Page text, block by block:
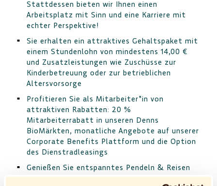
Stattdessen bieten wir Ihnen einen
Arbeitsplatz mit Sinn und eine Karriere mit
echter Perspektive!
Sie erhalten ein attraktives Gehaltspaket mit
einem Stundenlohn von mindestens 14,00 €
und Zusatzleistungen wie Zuschüsse zur
Kinderbetreuung oder zur betrieblichen
Altersvorsorge
Profitieren Sie als Mitarbeiter*in von
attraktiven Rabatten: 20 %
Mitarbeiterrabatt in unseren Denns
BioMärkten, monatliche Angebote auf unserer
Corporate Benefits Plattform und die Option
des Dienstradleasings
Genießen Sie entspanntes Pendeln & Reisen
mit unserem Zuschuss zum Deutschlandticket